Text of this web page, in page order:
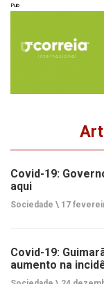
Pub
Covid-19:
aqui
Sociedade \ 17
Covid-19:
aumento na